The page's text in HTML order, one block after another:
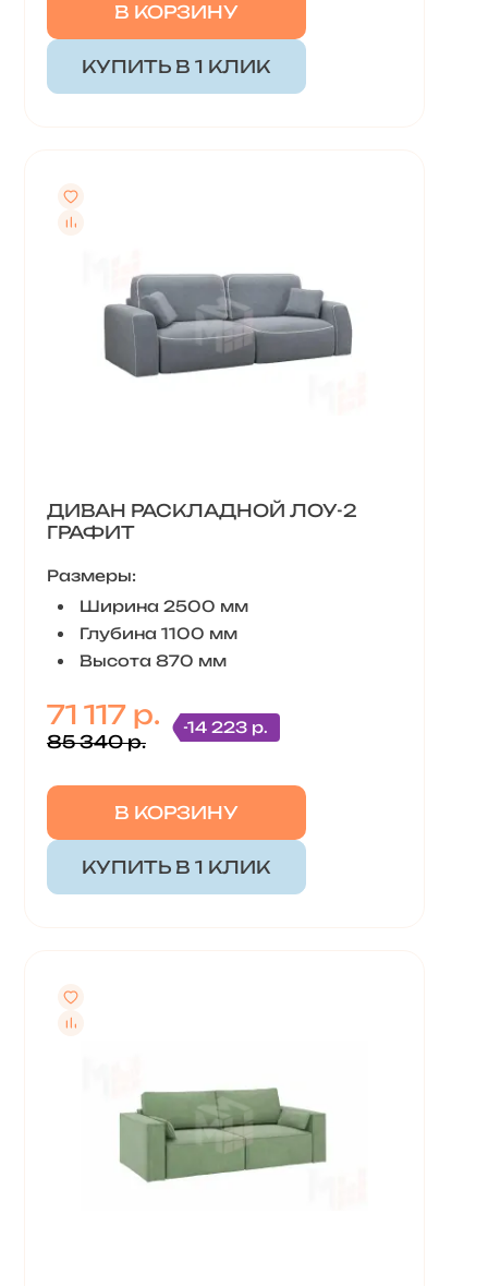
В КОРЗИНУ
КУПИТЬ В 1 КЛИК
ДИВАН РАСКЛАДНОЙ ЛОУ-2
ГРАФИТ
Размеры:
Ширина 2500 мм
Глубина 1100 мм
Высота 870 мм
71 117 р.
85 340 р.
-14 223 р.
В КОРЗИНУ
КУПИТЬ В 1 КЛИК